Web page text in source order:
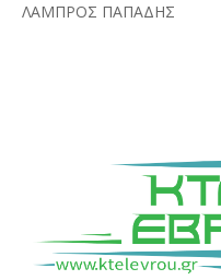
ΛΑΜΠΡΟΣ ΠΑΠΑΔΗΣ